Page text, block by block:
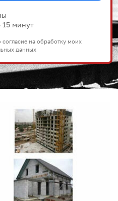
15 минут
на обработку моих
данных